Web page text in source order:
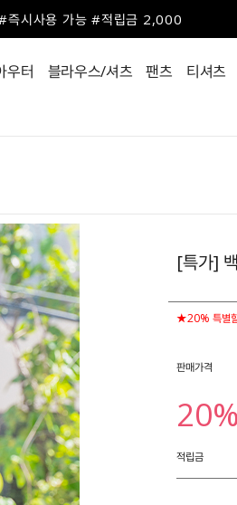
즉시사용 가능 #적립금 2,000
우터 블라우스/셔츠 팬츠 티셔츠
[특가]
★20% 특별
판매가격
20%
적립금